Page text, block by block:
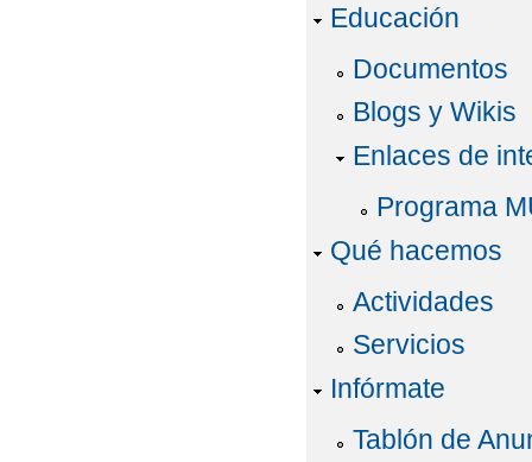
Educación
Documentos
Blogs y Wikis
Enlaces de
Programa
Qué hacemos
Actividades
Servicios
Infórmate
Tablón de